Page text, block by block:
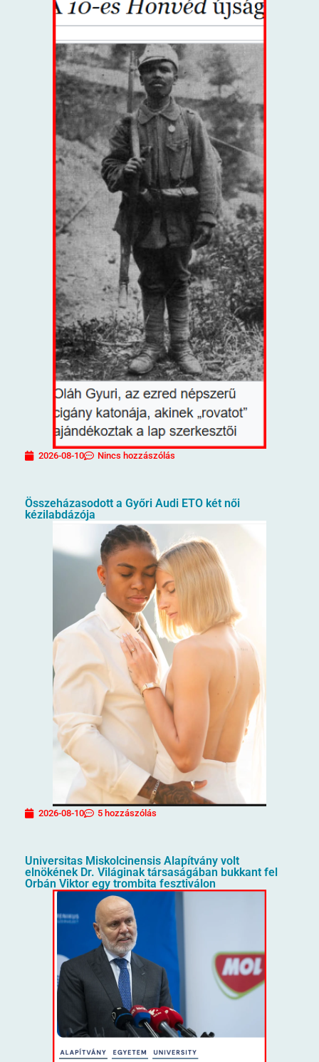
2026-08-10 Nincs hozzászólás
Összeházasodott a Győri Audi ETO két női
kézilabdázója
2026-08-10 5 hozzászólás
Universitas Miskolcinensis Alapítvány volt
elnökének Dr. Világinak társaságában bukkant fel
Orbán Viktor egy trombita fesztiválon